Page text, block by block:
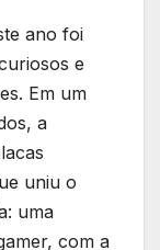
ano foi
e
Em um
a
uniu o
uma
com a